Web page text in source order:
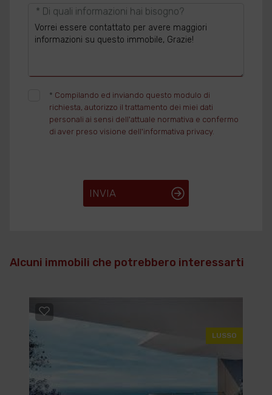
* Di quali informazioni hai bisogno?
* Compilando ed inviando questo modulo di
richiesta, autorizzo il trattamento dei miei dati
personali ai sensi dell'attuale normativa e confermo
di aver preso visione dell'informativa privacy.
INVIA
Alcuni immobili che potrebbero interessarti
LUSSO